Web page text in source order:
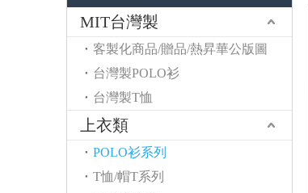
MIT台灣製
客製化商品/贈品/熱昇華公版圖
台灣製POLO衫
台灣製T恤
上衣類
POLO衫系列
T恤/帽T系列